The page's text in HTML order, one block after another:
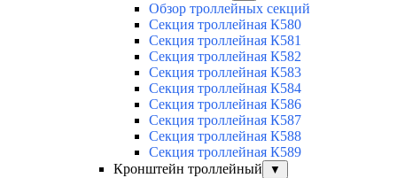
Обзор троллейных секций
Секция троллейная К580
Секция троллейная К581
Секция троллейная К582
Секция троллейная К583
Секция троллейная К584
Секция троллейная К586
Секция троллейная К587
Секция троллейная К588
Секция троллейная К589
Кронштейн троллейный
▼